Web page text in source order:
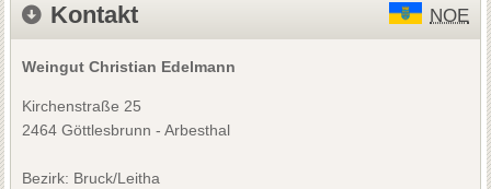
Kontakt NOE
Weingut Christian Edelmann
Kirchenstraße 25
2464 Göttlesbrunn - Arbesthal
Bezirk: Bruck/Leitha